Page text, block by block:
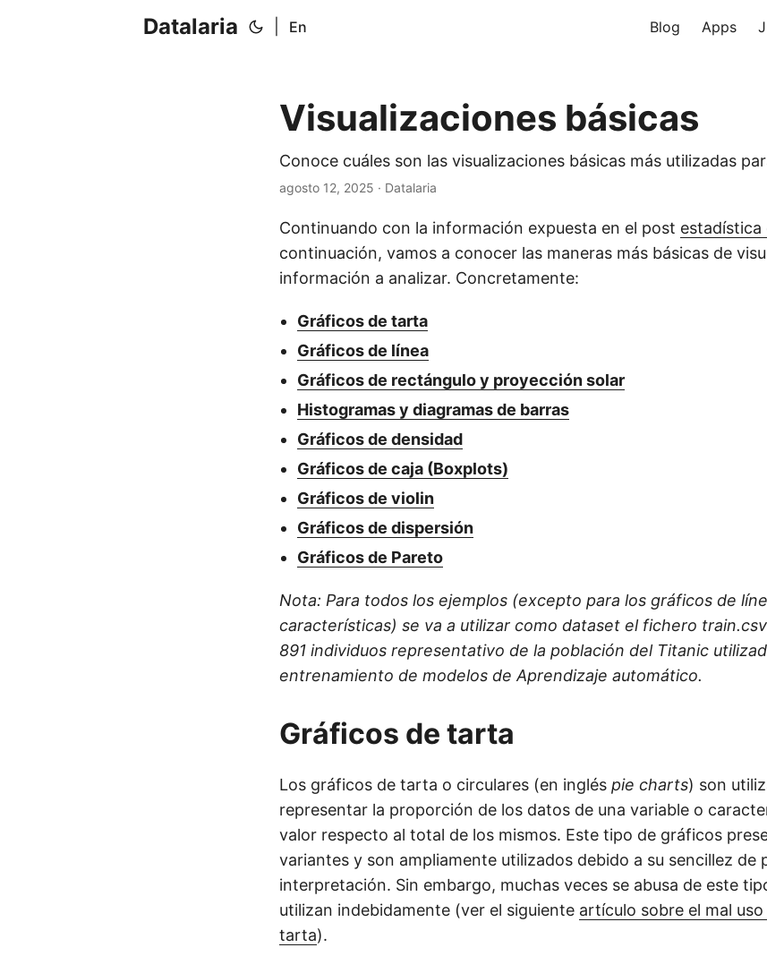
Datalaria En Blog Apps
Visualizaciones básicas
Conoce cuáles son las visualizaciones básicas más utilizadas
agosto 12, 2025 · Datalaria
Continuando con la información expuesta en el post estadística
continuación, vamos a conocer las maneras más básicas de
información a analizar. Concretamente:
Gráficos de tarta
Gráficos de línea
Gráficos de rectángulo y proyección solar
Histogramas y diagramas de barras
Gráficos de densidad
Gráficos de caja (Boxplots)
Gráficos de violin
Gráficos de dispersión
Gráficos de Pareto
Nota: Para todos los ejemplos (excepto para los gráficos de
características) se va a utilizar como dataset el fichero
891 individuos representativo de la población del Titanic
entrenamiento de modelos de Aprendizaje automático.
Gráficos de tarta
Los gráficos de tarta o circulares (en inglés pie charts) son
representar la proporción de los datos de una variable o
valor respecto al total de los mismos. Este tipo de gráficos
variantes y son ampliamente utilizados debido a su sencillez de
interpretación. Sin embargo, muchas veces se abusa de este
utilizan indebidamente (ver el siguiente artículo sobre el mal
tarta).